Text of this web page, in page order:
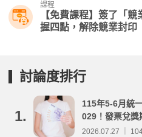
課程
【免費課程】簽了「
握四點，解除競業封印
討論度排行
1.
115年5-6月統
029！發票兌獎
2026.07.27 ｜